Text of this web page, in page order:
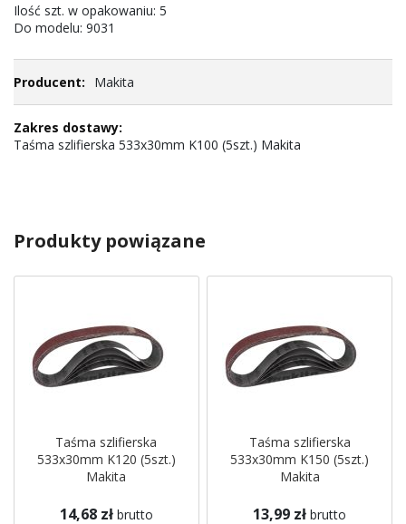
Ilość szt. w opakowaniu: 5
Do modelu: 9031
Makita
Taśma szlifierska 533x30mm K100 (5szt.) Makita
Produkty powiązane
Taśma szlifierska
533x30mm K120 (5szt.)
Makita
14,68 zł brutto
Taśma szlifierska
533x30mm K150 (5szt.)
Makita
13,99 zł brutto